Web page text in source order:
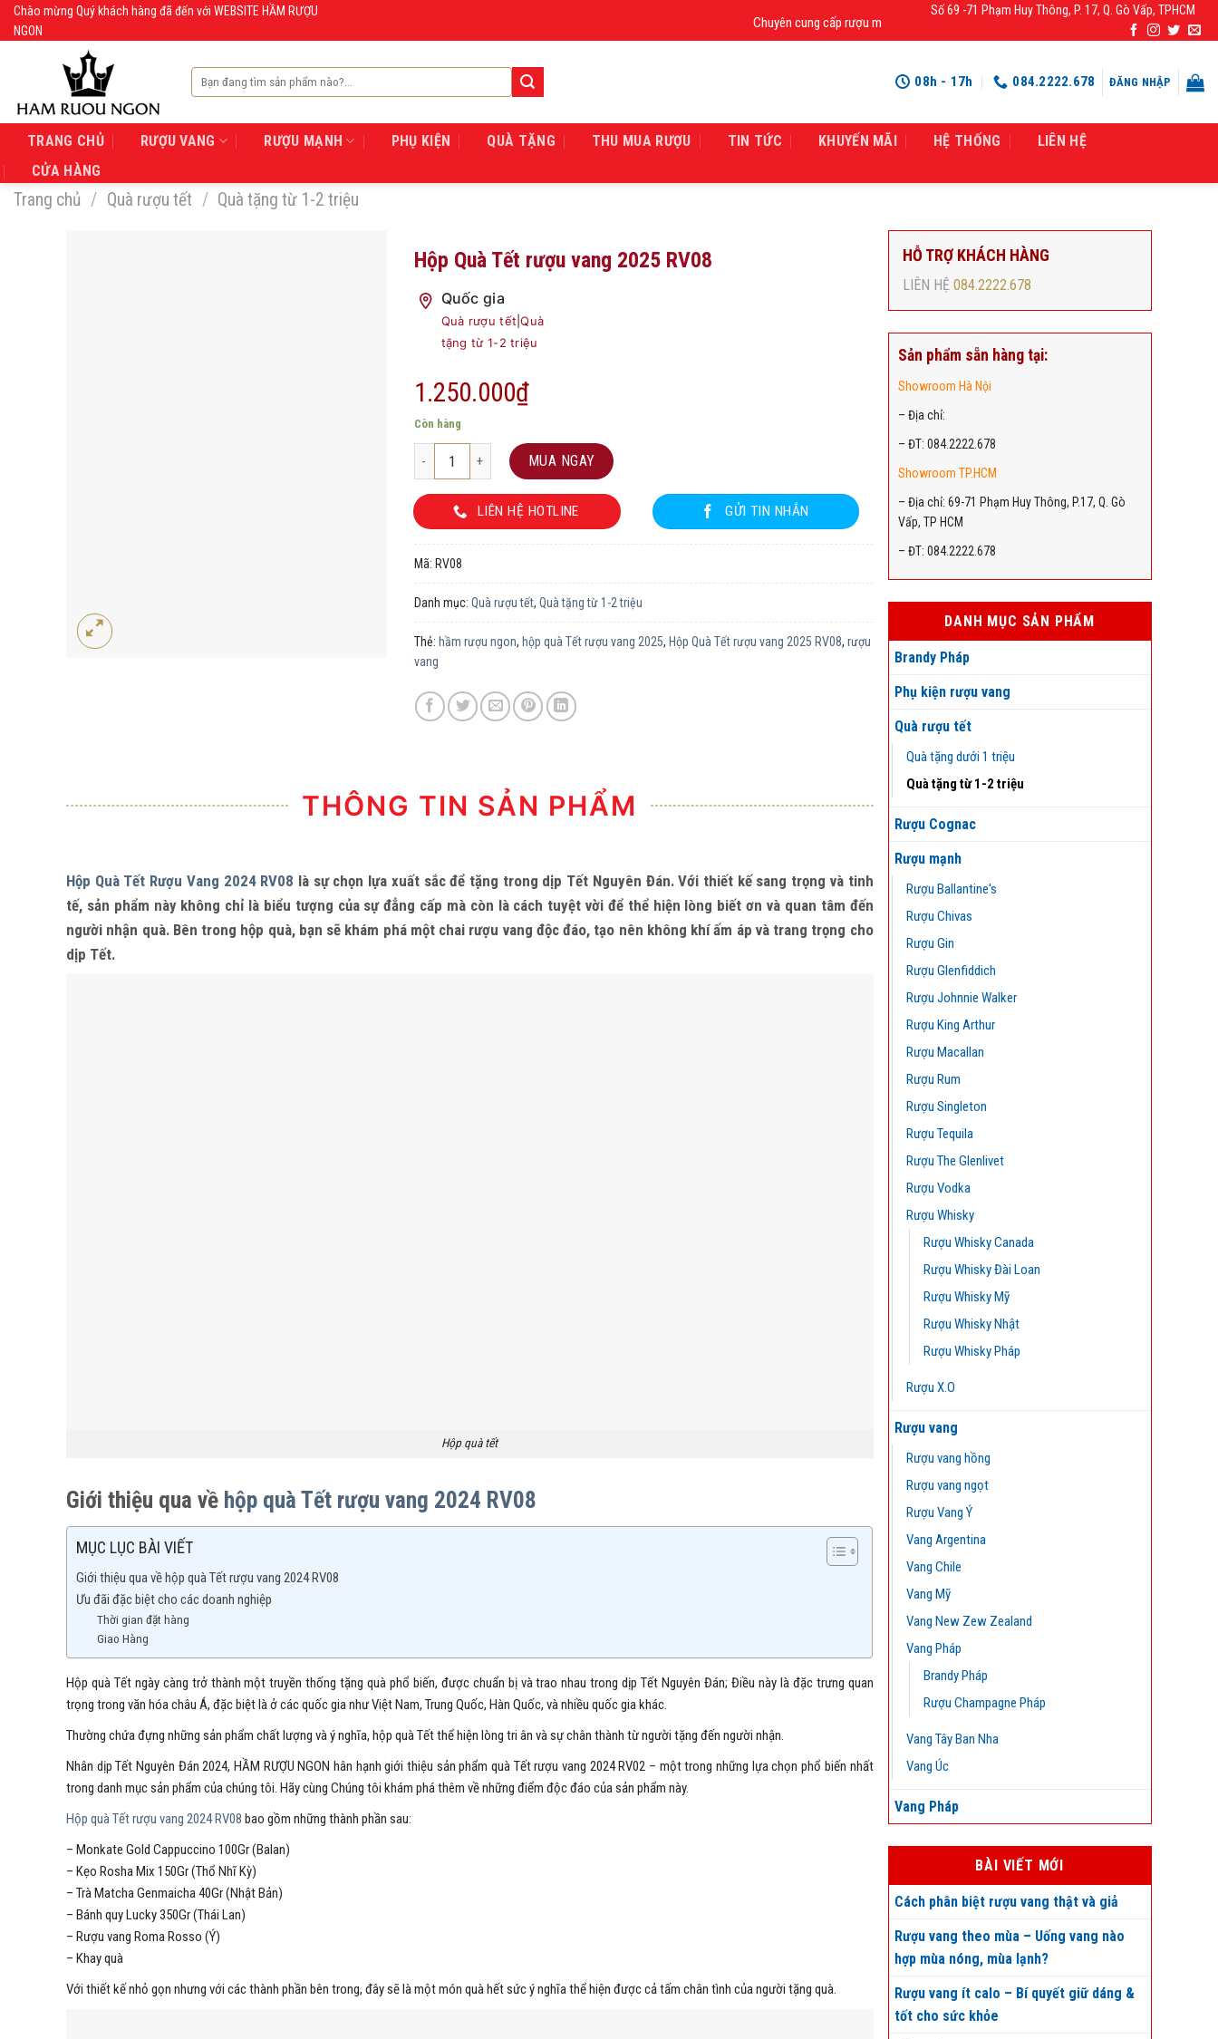
SkipChào mừng Quý khách hàng đã đến với WEBSITE HẦM RƯỢU
NGON
Chuyên cung cấp rượu mạnh chính hãng, rượu vang nhập khẩu cao cấp chính hãng giá rẻ số 1 tại
Số 69 -71 Phạm Huy Thông, P. 17, Q. Gò Vấp, TPHCM
Tìm
kiếm:
08h - 17h 084.2222.678 ĐĂNG NHẬP
TRANG CHỦ RƯỢU VANG RƯỢU MẠNH PHỤ KIỆN QUÀ TẶNG THU MUA RƯỢU TIN TỨC KHUYẾN MÃI HỆ THỐNG
LIÊN HỆ
CỬA HÀNG
Trang chủ / Quà rượu tết / Quà tặng từ 1-2 triệu
HỖ TRỢ KHÁCH HÀNG
LIÊN HỆ 084.2222.678
Sản phẩm sẵn hàng tại:
Showroom Hà Nội
– Địa chỉ:
– ĐT: 084.2222.678
Showroom TP.HCM
– Địa chỉ: 69-71 Phạm Huy Thông, P.17, Q. Gò
Vấp, TP HCM
– ĐT: 084.2222.678
DANH MỤC SẢN PHẨM
Brandy Pháp
Phụ kiện rượu vang
Quà rượu tết
Quà tặng dưới 1 triệu
Quà tặng từ 1-2 triệu
Rượu Cognac
Rượu mạnh
Rượu Ballantine's
Rượu Chivas
Rượu Gin
Rượu Glenfiddich
Rượu Johnnie Walker
Rượu King Arthur
Rượu Macallan
Rượu Rum
Rượu Singleton
Rượu Tequila
Rượu The Glenlivet
Rượu Vodka
Rượu Whisky
Rượu Whisky Canada
Rượu Whisky Đài Loan
Rượu Whisky Mỹ
Rượu Whisky Nhật
Rượu Whisky Pháp
Rượu X.O
Rượu vang
Rượu vang hồng
Rượu vang ngọt
Rượu Vang Ý
Vang Argentina
Vang Chile
Vang Mỹ
Vang New Zew Zealand
Vang Pháp
Brandy Pháp
Rượu Champagne Pháp
Vang Tây Ban Nha
Vang Úc
Vang Pháp
BÀI VIẾT MỚI
Cách phân biệt rượu vang thật và giả
Rượu vang theo mùa – Uống vang nào
hợp mùa nóng, mùa lạnh?
Rượu vang ít calo – Bí quyết giữ dáng &
tốt cho sức khỏe
Hộp Quà Tết rượu vang 2025 RV08
Quốc gia
Quà rượu tết |Quà
tặng từ 1-2 triệu
1.250.000₫
Còn hàng
Hộp Quà Tết rượu vang 2025 RV08 số lượng
MUA NGAY
LIÊN HỆ HOTLINE GỬI TIN NHẮN
Mã: RV08
Danh mục: Quà rượu tết, Quà tặng từ 1-2 triệu
Thẻ: hầm rượu ngon, hộp quà Tết rượu vang 2025, Hộp Quà Tết rượu vang 2025 RV08, rượu
vang
THÔNG TIN SẢN PHẨM
Hộp Quà Tết Rượu Vang 2024 RV08 là sự chọn lựa xuất sắc để tặng trong dịp Tết Nguyên Đán. Với thiết kế sang trọng và tinh
tế, sản phẩm này không chỉ là biểu tượng của sự đẳng cấp mà còn là cách tuyệt vời để thể hiện lòng biết ơn và quan tâm đến
người nhận quà. Bên trong hộp quà, bạn sẽ khám phá một chai rượu vang độc đáo, tạo nên không khí ấm áp và trang trọng cho
dịp Tết.
Hộp quà tết
Giới thiệu qua về hộp quà Tết rượu vang 2024 RV08
MỤC LỤC BÀI VIẾT
Giới thiệu qua về hộp quà Tết rượu vang 2024 RV08
Ưu đãi đặc biệt cho các doanh nghiệp
Thời gian đặt hàng
Giao Hàng
Hộp quà Tết ngày càng trở thành một truyền thống tặng quà phổ biến, được chuẩn bị và trao nhau trong dịp Tết Nguyên Đán; Điều này là đặc trưng quan
trọng trong văn hóa châu Á, đặc biệt là ở các quốc gia như Việt Nam, Trung Quốc, Hàn Quốc, và nhiều quốc gia khác.
Thường chứa đựng những sản phẩm chất lượng và ý nghĩa, hộp quà Tết thể hiện lòng tri ân và sự chân thành từ người tặng đến người nhận.
Nhân dịp Tết Nguyên Đán 2024, HẦM RƯỢU NGON hân hạnh giới thiệu sản phẩm quà Tết rượu vang 2024 RV02 – một trong những lựa chọn phổ biến nhất
trong danh mục sản phẩm của chúng tôi. Hãy cùng Chúng tôi khám phá thêm về những điểm độc đáo của sản phẩm này.
Hộp quà Tết rượu vang 2024 RV08 bao gồm những thành phần sau:
– Monkate Gold Cappuccino 100Gr (Balan)
– Kẹo Rosha Mix 150Gr (Thổ Nhĩ Kỳ)
– Trà Matcha Genmaicha 40Gr (Nhật Bản)
– Bánh quy Lucky 350Gr (Thái Lan)
– Rượu vang Roma Rosso (Ý)
– Khay quà
Với thiết kế nhỏ gọn nhưng với các thành phần bên trong, đây sẽ là một món quà hết sức ý nghĩa thể hiện được cả tấm chân tình của người tặng quà.